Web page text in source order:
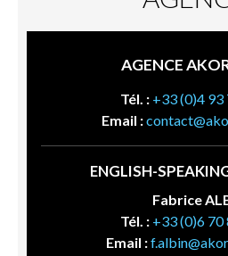
AGENCE
Tél. : +33 (0)4 93
Email :
ENGLISH-
Fabrice
Tél. : +33 (0)6 70
Email :